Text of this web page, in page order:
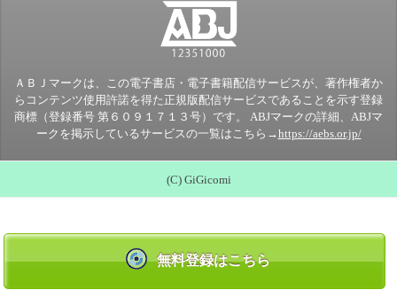
ＡＢＪマークは、この電子書店・電子書籍配信サービスが、著作権者か
らコンテンツ使用許諾を得た正規版配信サービスであることを示す登録
商標（登録番号 第６０９１７１３号）です。 ABJマークの詳細、ABJマ
ークを掲示しているサービスの一覧はこちら→https://aebs.or.jp/
(C) GiGicomi
無料登録はこちら